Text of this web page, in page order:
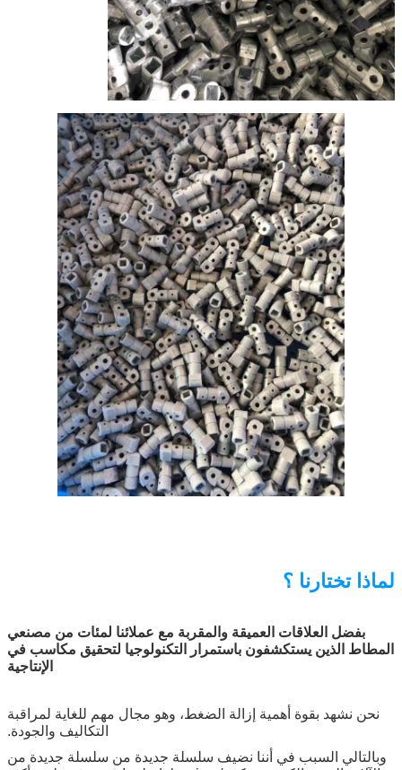
لماذا تختارنا ؟
بفضل العلاقات العميقة والمقربة مع عملائنا لمئات من مصنعي
المطاط الذين يستكشفون باستمرار التكنولوجيا لتحقيق مكاسب في
الإنتاجية
نحن نشهد بقوة أهمية إزالة الضغط، وهو مجال مهم للغاية لمراقبة
التكاليف والجودة.
وبالتالي السبب في أننا نضيف سلسلة جديدة من سلسلة جديدة من